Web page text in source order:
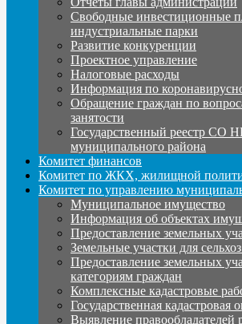
Свободные инвестиционные
индустриальные парки
Развитие конкуренции
Проектное управление
Налоговые расходы
Информация по
Обращение граждан по
занятости
Государственный реестр СО
муниципального района
Комитет финансов
Комитет по ЖКХ, жилищной
Комитет по управлению
Муниципальное имущество
Информация об объектах
Предоставление земельных
Земельные участки для
Предоставление земельных
категориям граждан
Комплексные кадастровые
Государственная кадастровая
Выявление правообладателей